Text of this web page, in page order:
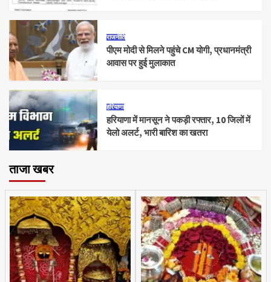
राजनीति
पीएम मोदी से मिलने पहुंचे CM योगी, प्रधानमंत्री
आवास पर हुई मुलाकात
हरियाणा
हरियाणा में मानसून ने पकड़ी रफ्तार, 10 जिलों में
येलो अलर्ट, भारी बारिश का खतरा
ताजा खबर